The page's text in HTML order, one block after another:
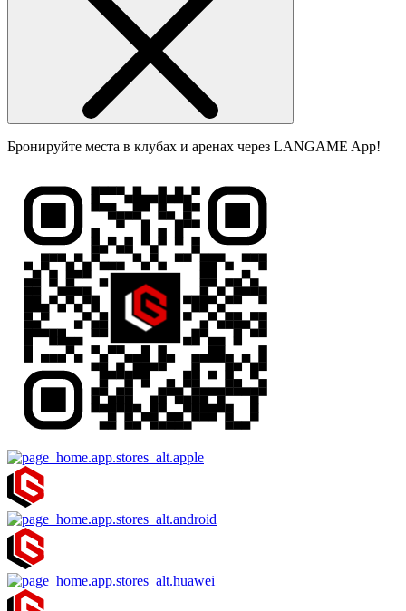
Бронируйте места в клубах и аренах через LANGAME App!